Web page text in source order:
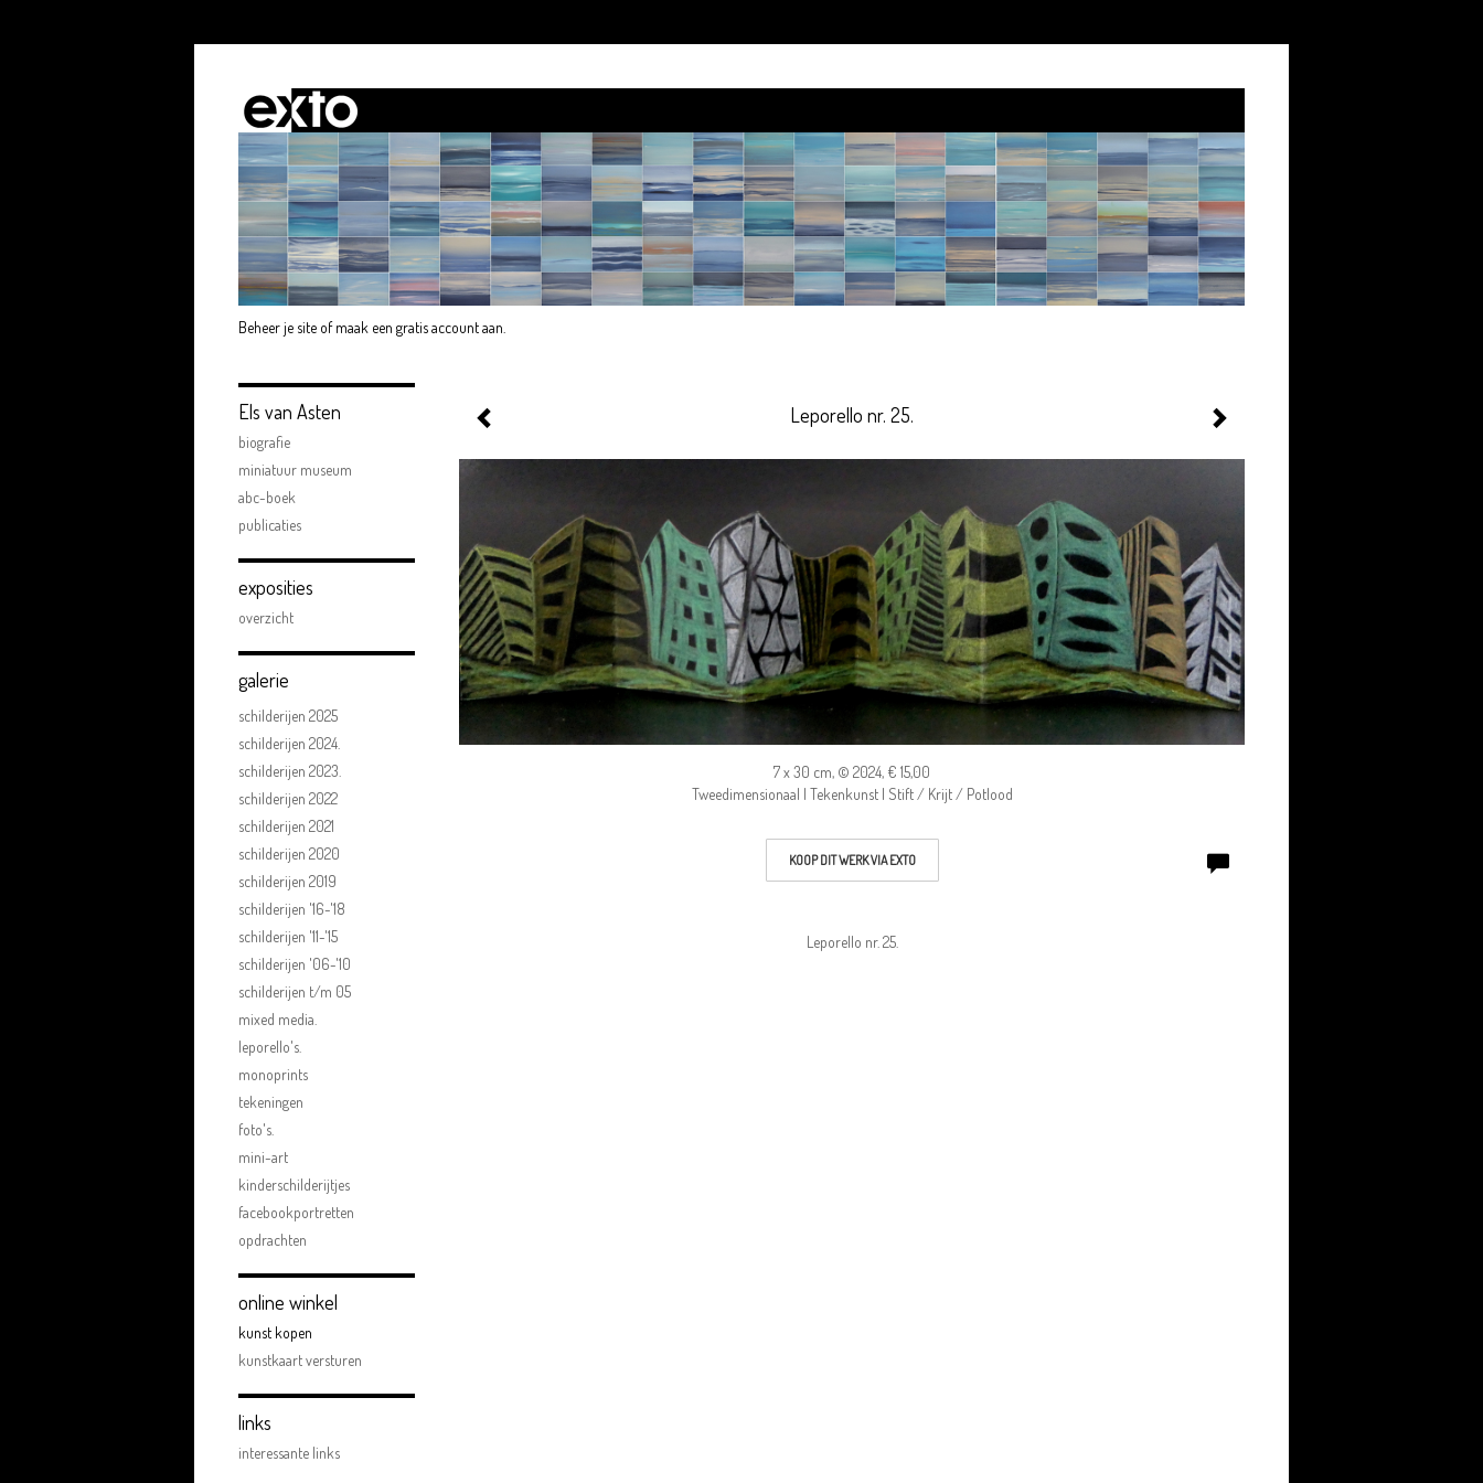
Beheer je site ofmaak een gratis account aan.
Leporello nr. 25.
7 x 30 cm, © 2024, € 15,00
Tweedimensionaal | Tekenkunst | Stift / Krijt / Potlood
KOOP DIT WERK VIA EXTO
Leporello nr. 25.
Els van Asten
biografie
miniatuur museum
abc-boek
publicaties
exposities
overzicht
galerie
schilderijen 2025
schilderijen 2024.
schilderijen 2023.
schilderijen 2022
schilderijen 2021
schilderijen 2020
schilderijen 2019
schilderijen '16-'18
schilderijen '11-'15
schilderijen '06-'10
schilderijen t/m 05
mixed media.
leporello's.
monoprints
tekeningen
foto's.
mini-art
kinderschilderijtjes
facebookportretten
opdrachten
online winkel
kunst kopen
kunstkaart versturen
links
interessante links